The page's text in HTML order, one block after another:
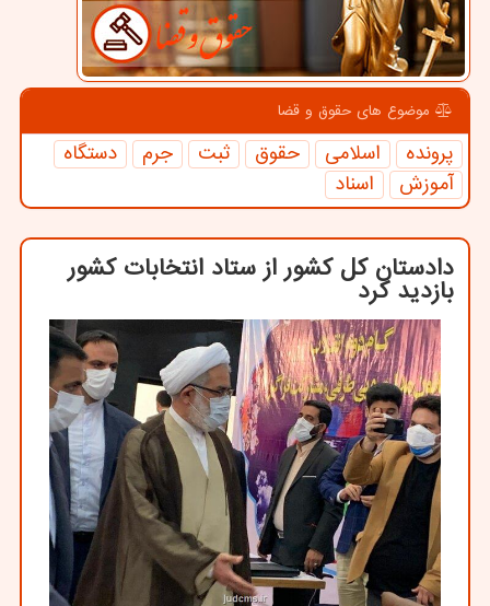
موضوع های حقوق و قضا
پرونده اسلامی حقوق ثبت جرم
دستگاه
آموزش
اسناد
دادستان كل كشور از ستاد انتخابات كشور
بازدید كرد